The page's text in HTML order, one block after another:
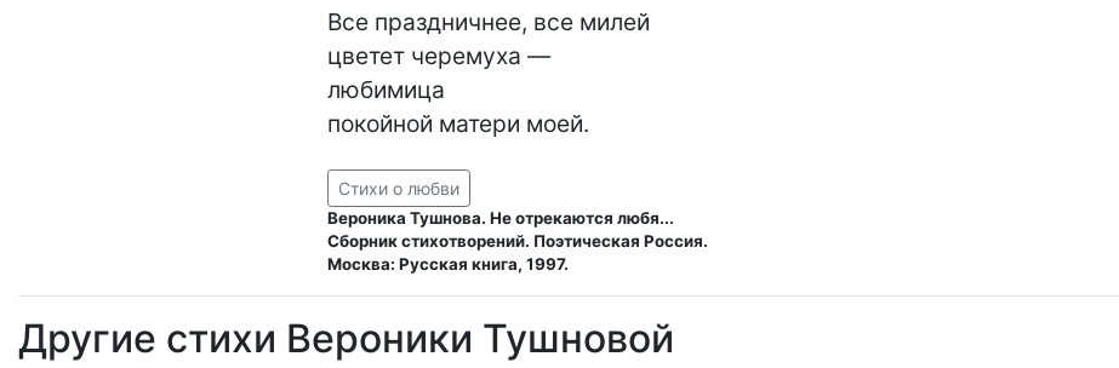
Все праздничнее, все милей
цветет черемуха —
любимица
покойной матери моей.
Стихи о любви
Вероника Тушнова. Не отрекаются любя...
Сборник стихотворений. Поэтическая Россия.
Москва: Русская книга, 1997.
Другие стихи Вероники Тушновой